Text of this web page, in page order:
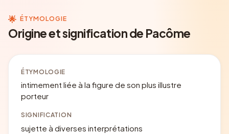
🌟 ÉTYMOLOGIE
Origine et signification de Pacôme
ÉTYMOLOGIE
intimement liée à la figure de son plus illustre
porteur
SIGNIFICATION
sujette à diverses interprétations